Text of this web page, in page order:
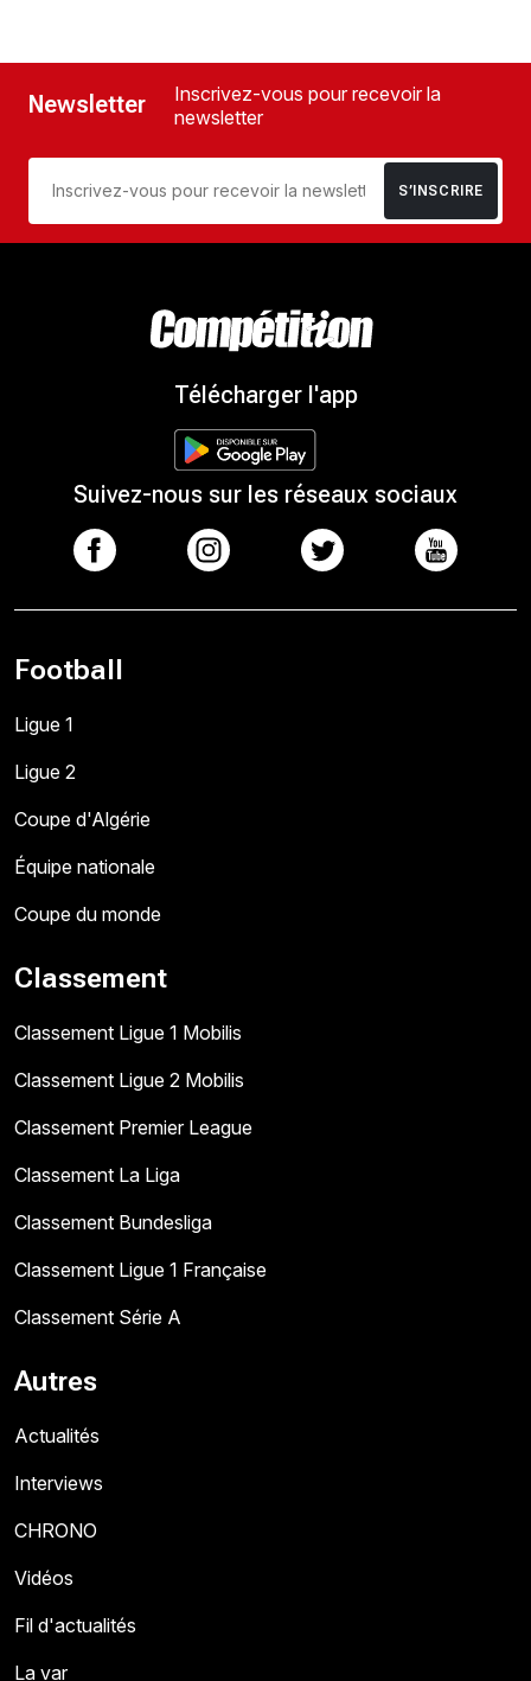
Newsletter
Inscrivez-vous pour recevoir la
newsletter
S’INSCRIRE
Télécharger l'app
Suivez-nous sur les réseaux sociaux
Football
Ligue 1
Ligue 2
Coupe d'Algérie
Équipe nationale
Coupe du monde
Classement
Classement Ligue 1 Mobilis
Classement Ligue 2 Mobilis
Classement Premier League
Classement La Liga
Classement Bundesliga
Classement Ligue 1 Française
Classement Série A
Autres
Actualités
Interviews
CHRONO
Vidéos
Fil d'actualités
La var